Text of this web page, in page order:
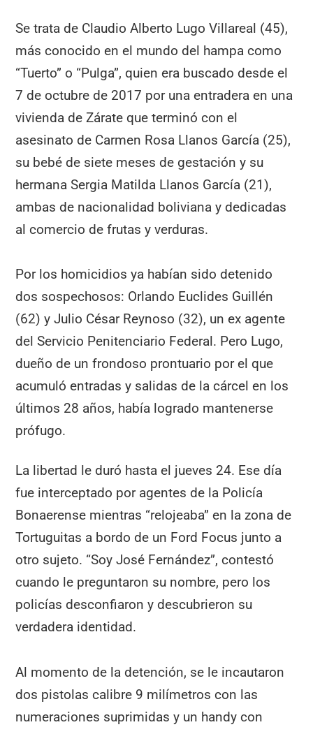
Se trata de Claudio Alberto Lugo Villareal (45),
más conocido en el mundo del hampa como
“Tuerto” o “Pulga”, quien era buscado desde el
7 de octubre de 2017 por una entradera en una
vivienda de Zárate que terminó con el
asesinato de Carmen Rosa Llanos García (25),
su bebé de siete meses de gestación y su
hermana Sergia Matilda Llanos García (21),
ambas de nacionalidad boliviana y dedicadas
al comercio de frutas y verduras.
Por los homicidios ya habían sido detenido
dos sospechosos: Orlando Euclides Guillén
(62) y Julio César Reynoso (32), un ex agente
del Servicio Penitenciario Federal. Pero Lugo,
dueño de un frondoso prontuario por el que
acumuló entradas y salidas de la cárcel en los
últimos 28 años, había logrado mantenerse
prófugo.
La libertad le duró hasta el jueves 24. Ese día
fue interceptado por agentes de la Policía
Bonaerense mientras “relojeaba” en la zona de
Tortuguitas a bordo de un Ford Focus junto a
otro sujeto. “Soy José Fernández”, contestó
cuando le preguntaron su nombre, pero los
policías desconfiaron y descubrieron su
verdadera identidad.
Al momento de la detención, se le incautaron
dos pistolas calibre 9 milímetros con las
numeraciones suprimidas y un handy con